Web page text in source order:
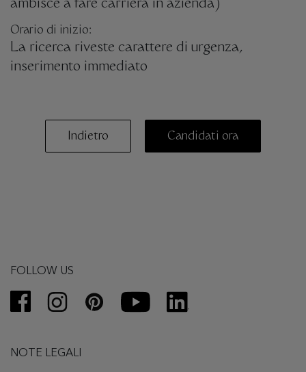
ambisce a fare carriera in azienda)
Orario di inizio:
La ricerca riveste carattere di urgenza,
inserimento immediato
Indietro Candidati ora
FOLLOW US
NOTE LEGALI